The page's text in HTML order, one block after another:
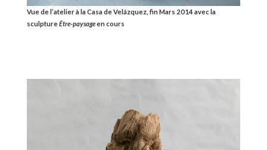
Vue de l’atelier à la Casa de Velázquez, fin Mars 2014 avec la
sculptureÊtre-paysageen cours